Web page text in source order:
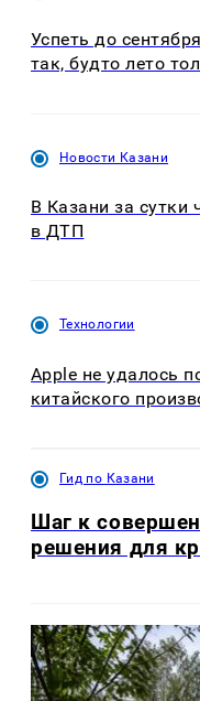
Успеть до
так, будто лето
Новости Казани
В Казани за сутки
в ДТП
Технологии
Apple не удалось
китайского
Гид по Казани
Шаг к
решения для